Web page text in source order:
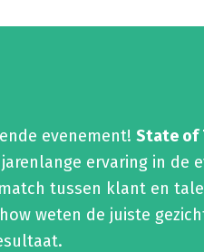
evenement!State of
ervaring in de
tussen klant en
weten de juiste